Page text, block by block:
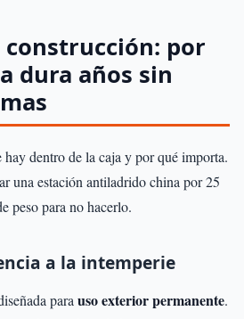
por
dura años sin
dentro de la caja y por qué importa.
una estación antiladrido china por 25
peso para no hacerlo.
a la intemperie
para uso exterior permanente.